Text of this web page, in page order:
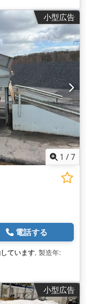
小型広告
1 /7
電話する
ています, 製造年:
小型広告